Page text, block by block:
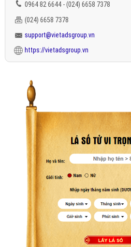
0964 82 6644 - (024) 6658 7378
(024) 6658 7378
support@vietadsgroup.vn
https://vietadsgroup.vn